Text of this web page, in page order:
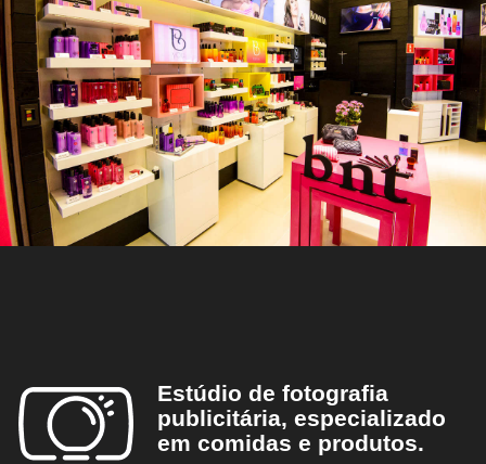
Estúdio de fotografia
publicitária, especializado
em comidas e produtos.